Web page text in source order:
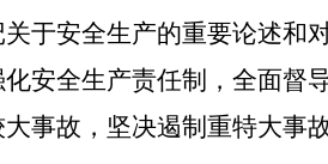
于安全生产的重要论述和
安全生产责任制，全面督
事故，坚决遏制重特大事